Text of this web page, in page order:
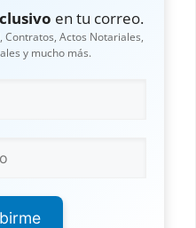
en tu correo.
Contratos, Actos Notariales,
y mucho más.